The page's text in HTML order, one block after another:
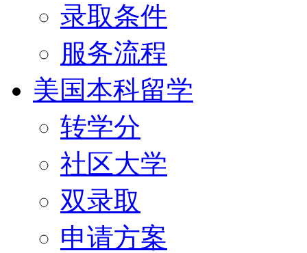
录取条件
服务流程
美国本科留学
转学分
社区大学
双录取
申请方案